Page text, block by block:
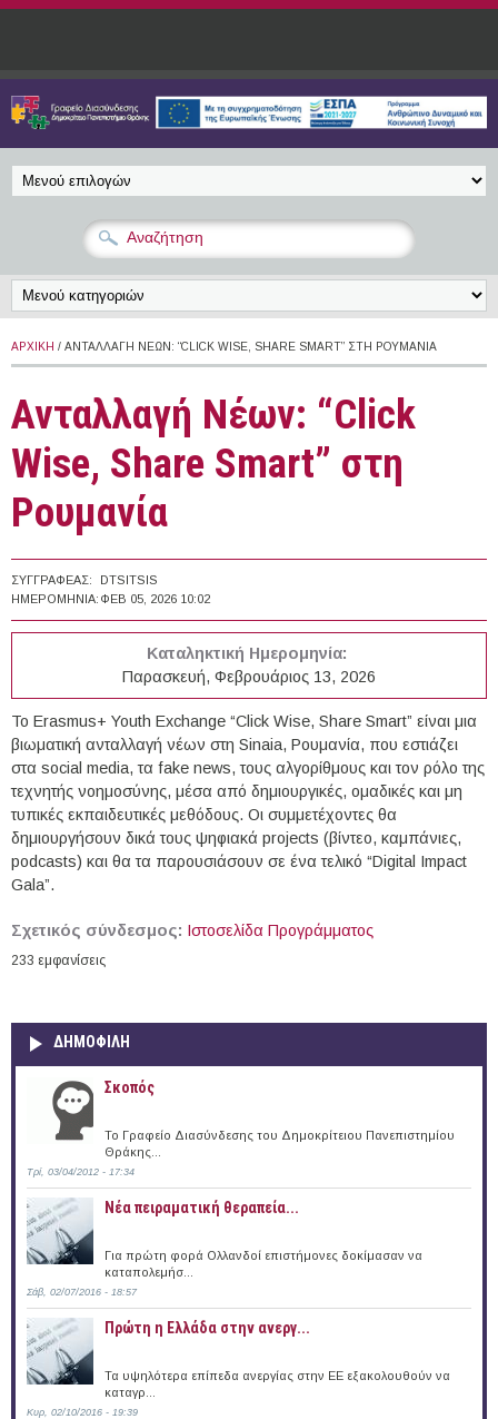
Παράκαμψη προς το κυρίως περιεχόμενο
ΑΡΧΙΚΉ / ΑΝΤΑΛΛΑΓΉ ΝΈΩΝ: “CLICK WISE, SHARE SMART” ΣΤΗ ΡΟΥΜΑΝΊΑ
Ανταλλαγή Νέων: “Click
Wise, Share Smart” στη
Ρουμανία
ΣΥΓΓΡΑΦΈΑΣ:
DTSITSIS
ΗΜΕΡΟΜΗΝΊΑ: ΦΕΒ 05, 2026 10:02
Καταληκτική Ημερομηνία:
Παρασκευή, Φεβρουάριος 13, 2026
Το Erasmus+ Youth Exchange “Click Wise, Share Smart” είναι μια
βιωματική ανταλλαγή νέων στη Sinaia, Ρουμανία, που εστιάζει
στα social media, τα fake news, τους αλγορίθμους και τον ρόλο της
τεχνητής νοημοσύνης, μέσα από δημιουργικές, ομαδικές και μη
τυπικές εκπαιδευτικές μεθόδους. Οι συμμετέχοντες θα
δημιουργήσουν δικά τους ψηφιακά projects (βίντεο, καμπάνιες,
podcasts) και θα τα παρουσιάσουν σε ένα τελικό “Digital Impact
Gala”.
Σχετικός σύνδεσμος: Ιστοσελίδα Προγράμματος
233 εμφανίσεις
ΔΗΜΟΦΙΛΗ
Σκοπός
Το Γραφείο Διασύνδεσης του Δημοκρίτειου Πανεπιστημίου
Θράκης...
Τρί, 03/04/2012 - 17:34
Νέα πειραματική θεραπεία...
Για πρώτη φορά Ολλανδοί επιστήμονες δοκίμασαν να
καταπολεμήσ...
Σάβ, 02/07/2016 - 18:57
Πρώτη η Ελλάδα στην ανεργ...
Τα υψηλότερα επίπεδα ανεργίας στην ΕΕ εξακολουθούν να
καταγρ...
Κυρ, 02/10/2016 - 19:39